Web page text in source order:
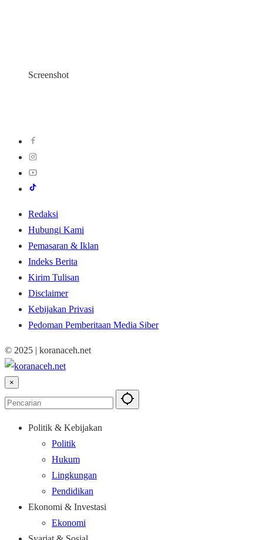
Screenshot
Redaksi
Hubungi Kami
Pemasaran & Iklan
Indeks Berita
Kirim Tulisan
Disclaimer
Kebijakan Privasi
Pedoman Pemberitaan Media Siber
© 2025 | koranaceh.net
×
Politik & Kebijakan
Politik
Hukum
Lingkungan
Pendidikan
Ekonomi & Investasi
Ekonomi